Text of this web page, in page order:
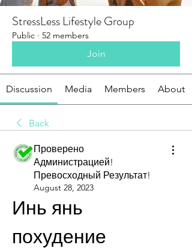
StressLess Lifestyle Group
Public · 52 members
Join
Discussion Media Members About
Back
Проверено
Администрацией!
Превосходный Результат!
August 28, 2023
Инь янь
похудение